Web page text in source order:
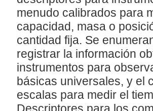
menudo calibrados para
capacidad, masa o
cantidad fija. Se
registrar la información
instrumentos para
básicas universales, y el
escalas para medir el